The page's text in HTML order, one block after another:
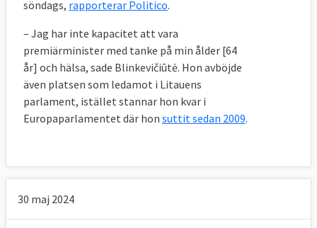
söndags, rapporterar Politico.
– Jag har inte kapacitet att vara
premiärminister med tanke på min ålder [64
år] och hälsa, sade Blinkevičiūtė. Hon avböjde
även platsen som ledamot i Litauens
parlament, istället stannar hon kvar i
Europaparlamentet där hon suttit sedan 2009.
30 maj 2024